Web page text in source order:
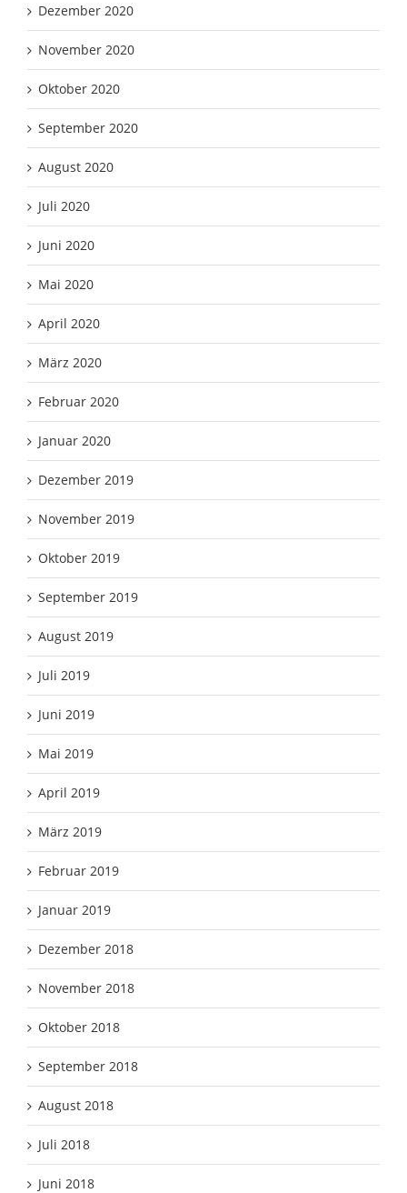
Dezember 2020
November 2020
Oktober 2020
September 2020
August 2020
Juli 2020
Juni 2020
Mai 2020
April 2020
März 2020
Februar 2020
Januar 2020
Dezember 2019
November 2019
Oktober 2019
September 2019
August 2019
Juli 2019
Juni 2019
Mai 2019
April 2019
März 2019
Februar 2019
Januar 2019
Dezember 2018
November 2018
Oktober 2018
September 2018
August 2018
Juli 2018
Juni 2018